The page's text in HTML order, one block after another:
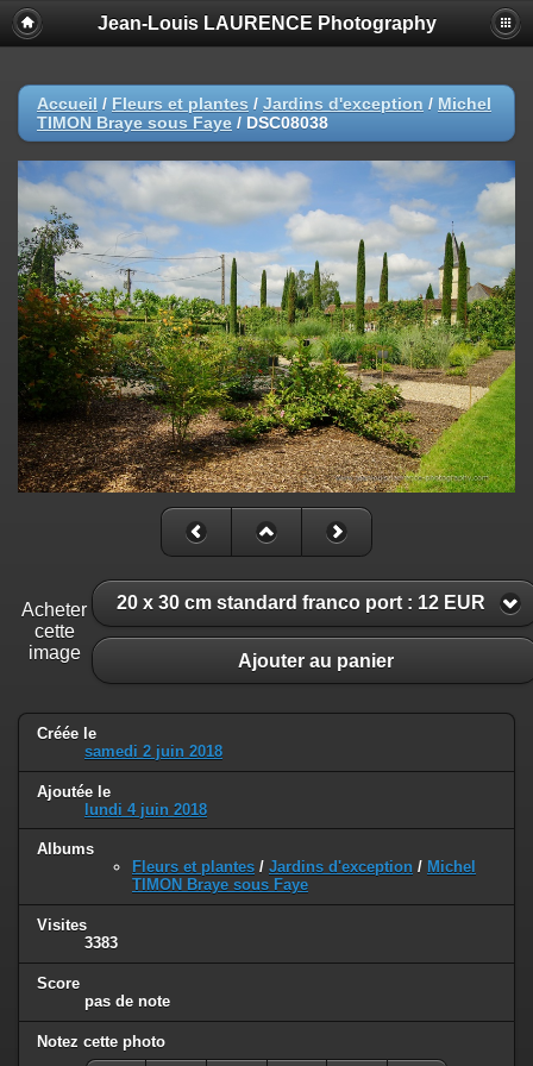
Jean-Louis LAURENCE Photography
Accueil / Fleurs et plantes / Jardins d'exception / Michel
TIMON Braye sous Faye / DSC08038
Acheter
cette
image
20 x 30 cm standard franco port : 12 EUR
Ajouter au panier
Créée le
samedi 2 juin 2018
Ajoutée le
lundi 4 juin 2018
Albums
Fleurs et plantes / Jardins d'exception / Michel
TIMON Braye sous Faye
Visites
3383
Score
pas de note
Notez cette photo